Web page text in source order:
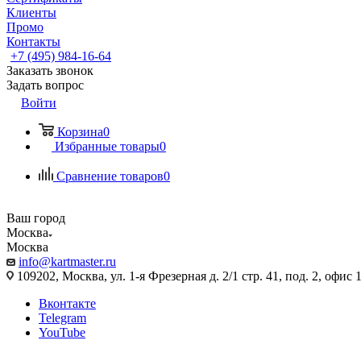
Клиенты
Промо
Контакты
+7 (495) 984-16-64
Заказать звонок
Задать вопрос
Войти
Корзина0
Избранные товары0
Сравнение товаров0
Ваш город
Москва
Москва
info@kartmaster.ru
109202, Москва, ул. 1-я Фрезерная д. 2/1 стр. 41, под. 2, офис
Вконтакте
Telegram
YouTube